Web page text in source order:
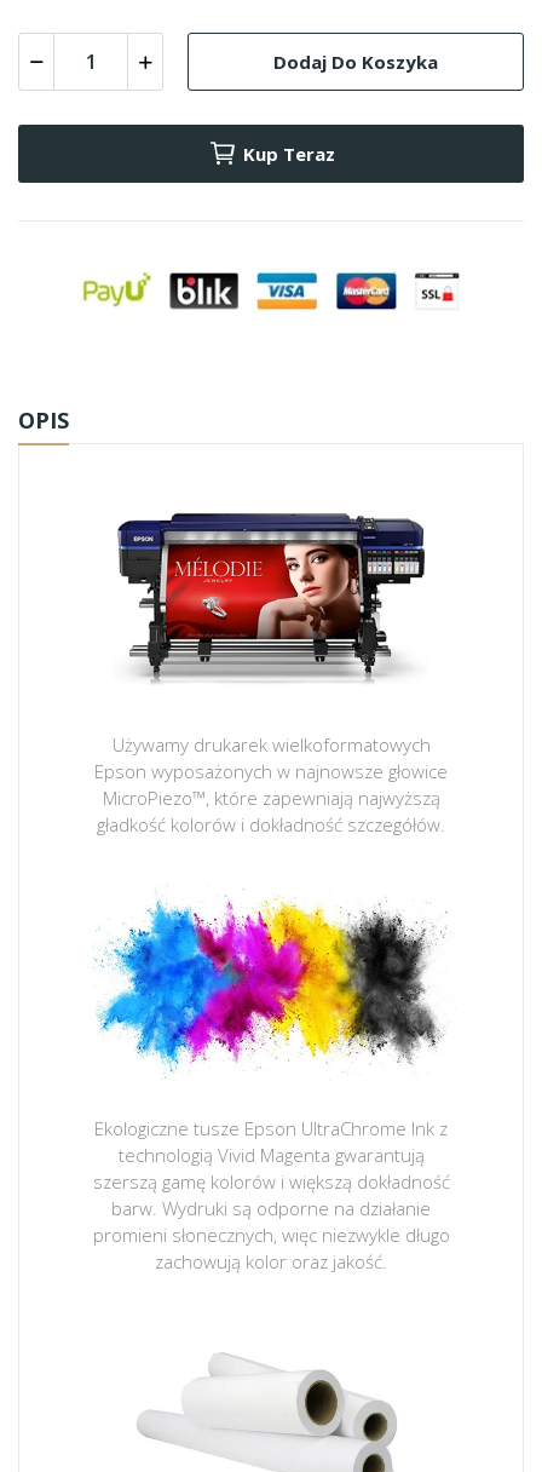
Dodaj Do Koszyka
Kup Teraz
OPIS
Używamy drukarek wielkoformatowych
Epson wyposażonych w najnowsze głowice
MicroPiezo™, które zapewniają najwyższą
gładkość kolorów i dokładność szczegółów.
Ekologiczne tusze Epson UltraChrome Ink z
technologią Vivid Magenta gwarantują
szerszą gamę kolorów i większą dokładność
barw. Wydruki są odporne na działanie
promieni słonecznych, więc niezwykle długo
zachowują kolor oraz jakość.